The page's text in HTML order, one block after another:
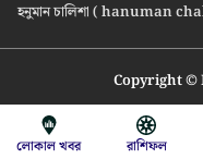
হনুমান চালিশা ( hanuman
Copyright ©
লোকাল খবর রাশিফল